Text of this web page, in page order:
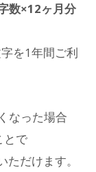
数×12ヶ月分
を1年間ご利
なった場合
とで
だけます。